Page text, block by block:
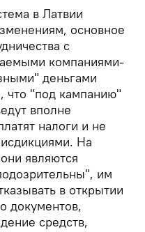
в Латвии
основное
с
компаниями-
деньгами
что "под кампанию"
вполне
налоги и не
На
являются
им
в открытии
документов,
средств,